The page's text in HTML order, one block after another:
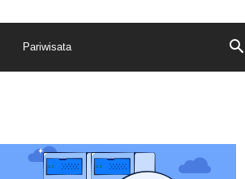
Pariwisata